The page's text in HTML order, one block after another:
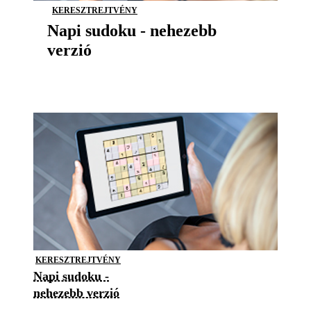
KERESZTREJTVÉNY
Napi sudoku - nehezebb
verzió
KERESZTREJTVÉNY
Napi sudoku -
nehezebb verzió